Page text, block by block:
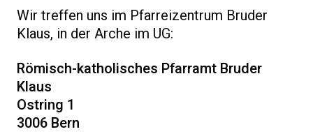
Wir treffen uns im Pfarreizentrum Bruder
Klaus, in der Arche im UG:
Römisch-katholisches Pfarramt Bruder
Klaus
Ostring 1
3006 Bern